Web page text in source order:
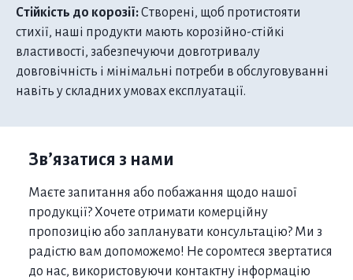
Стійкість до корозії:Створені, щоб протистояти
стихії, наші продукти мають корозійно-стійкі
властивості, забезпечуючи довготривалу
довговічність і мінімальні потреби в обслуговуванні
навіть у складних умовах експлуатації.
Зв’язатися з нами
Маєте запитання або побажання щодо нашої
продукції? Хочете отримати комерційну
пропозицію або запланувати консультацію? Ми з
радістю вам допоможемо! Не соромтеся звертатися
до нас, використовуючи контактну інформацію